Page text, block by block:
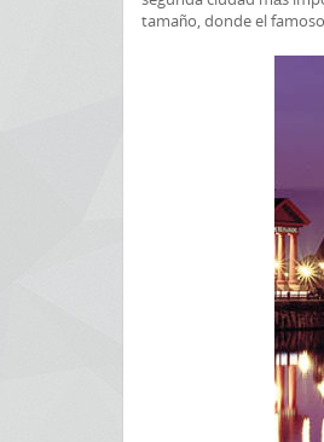
tamaño, donde el